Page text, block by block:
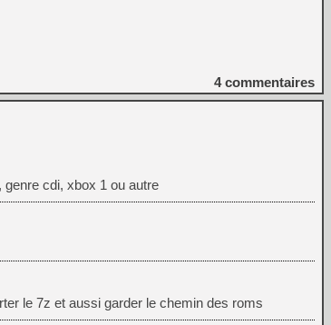
4commentaires
genre cdi, xbox 1 ou autre
le 7z et aussi garder le chemin des roms